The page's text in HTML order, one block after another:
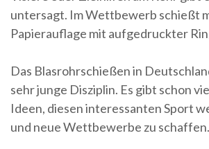
untersagt. Im Wettbewerb schießt
Papierauflage mit aufgedruckter
Das Blasrohrschießen in
sehr junge Disziplin. Es gibt schon
Ideen, diesen interessanten Sport
und neue Wettbewerbe zu schaffen.